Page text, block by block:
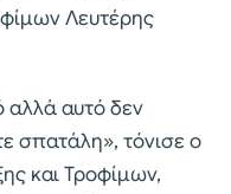
Λευτέρης
αλλά αυτό δεν
σπατάλη», τόνισε ο
και Τροφίμων,